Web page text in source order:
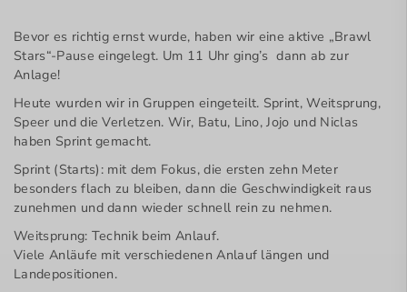
Bevor es richtig ernst wurde, haben wir eine aktive „Brawl
Stars“-Pause eingelegt. Um 11 Uhr ging’s dann ab zur
Anlage!
Heute wurden wir in Gruppen eingeteilt. Sprint, Weitsprung,
Speer und die Verletzen. Wir, Batu, Lino, Jojo und Niclas
haben Sprint gemacht.
Sprint (Starts): mit dem Fokus, die ersten zehn Meter
besonders flach zu bleiben, dann die Geschwindigkeit raus
zunehmen und dann wieder schnell rein zu nehmen.
Weitsprung: Technik beim Anlauf.
Viele Anläufe mit verschiedenen Anlauf längen und
Landepositionen.